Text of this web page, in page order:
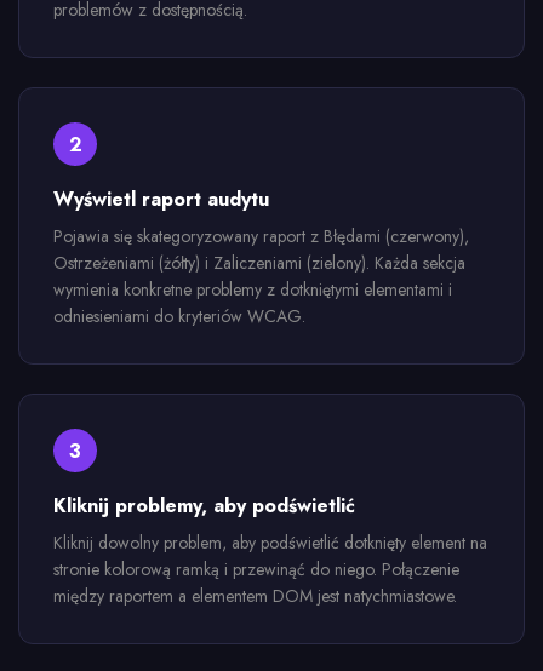
problemów z dostępnością.
2
Wyświetl raport audytu
Pojawia się skategoryzowany raport z Błędami (czerwony),
Ostrzeżeniami (żółty) i Zaliczeniami (zielony). Każda sekcja
wymienia konkretne problemy z dotkniętymi elementami i
odniesieniami do kryteriów WCAG.
3
Kliknij problemy, aby podświetlić
Kliknij dowolny problem, aby podświetlić dotknięty element na
stronie kolorową ramką i przewinąć do niego. Połączenie
między raportem a elementem DOM jest natychmiastowe.